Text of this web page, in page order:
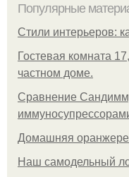
Популярные
Стили интерьеров:
Гостевая комната
частном доме.
Сравнение
Домашняя
Наш самодельный